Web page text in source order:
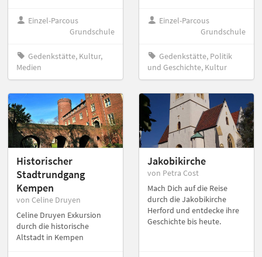
Einzel-Parcous
Grundschule
Gedenkstätte, Kultur,
Medien
Einzel-Parcous
Grundschule
Gedenkstätte, Politik
und Geschichte, Kultur
Historischer
Stadtrundgang
Kempen
von Celine Druyen
Celine Druyen Exkursion
durch die historische
Altstadt in Kempen
Jakobikirche
von Petra Cost
Mach Dich auf die Reise
durch die Jakobikirche
Herford und entdecke ihre
Geschichte bis heute.